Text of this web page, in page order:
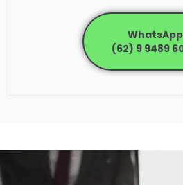
WhatsApp
(62) 9 9489